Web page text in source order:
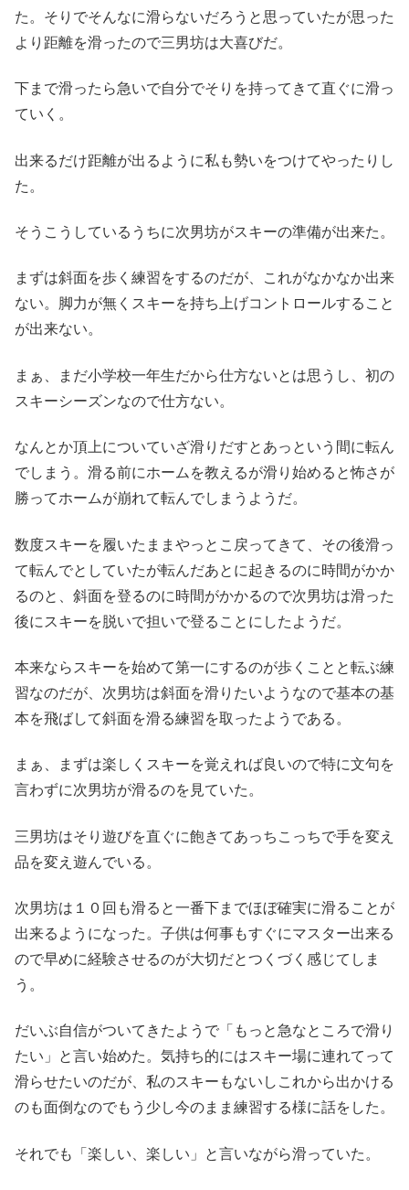
た。そりでそんなに滑らないだろうと思っていたが思った
より距離を滑ったので三男坊は大喜びだ。
下まで滑ったら急いで自分でそりを持ってきて直ぐに滑っ
ていく。
出来るだけ距離が出るように私も勢いをつけてやったりし
た。
そうこうしているうちに次男坊がスキーの準備が出来た。
まずは斜面を歩く練習をするのだが、これがなかなか出来
ない。脚力が無くスキーを持ち上げコントロールすること
が出来ない。
まぁ、まだ小学校一年生だから仕方ないとは思うし、初の
スキーシーズンなので仕方ない。
なんとか頂上についていざ滑りだすとあっという間に転ん
でしまう。滑る前にホームを教えるが滑り始めると怖さが
勝ってホームが崩れて転んでしまうようだ。
数度スキーを履いたままやっとこ戻ってきて、その後滑っ
て転んでとしていたが転んだあとに起きるのに時間がかか
るのと、斜面を登るのに時間がかかるので次男坊は滑った
後にスキーを脱いで担いで登ることにしたようだ。
本来ならスキーを始めて第一にするのが歩くことと転ぶ練
習なのだが、次男坊は斜面を滑りたいようなので基本の基
本を飛ばして斜面を滑る練習を取ったようである。
まぁ、まずは楽しくスキーを覚えれば良いので特に文句を
言わずに次男坊が滑るのを見ていた。
三男坊はそり遊びを直ぐに飽きてあっちこっちで手を変え
品を変え遊んでいる。
次男坊は１０回も滑ると一番下までほぼ確実に滑ることが
出来るようになった。子供は何事もすぐにマスター出来る
ので早めに経験させるのが大切だとつくづく感じてしま
う。
だいぶ自信がついてきたようで「もっと急なところで滑り
たい」と言い始めた。気持ち的にはスキー場に連れてって
滑らせたいのだが、私のスキーもないしこれから出かける
のも面倒なのでもう少し今のまま練習する様に話をした。
それでも「楽しい、楽しい」と言いながら滑っていた。